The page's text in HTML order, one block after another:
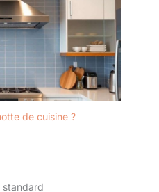
de cuisine ?